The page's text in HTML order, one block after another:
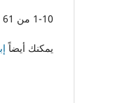
1-10 من 61
يمكنك أيضاً